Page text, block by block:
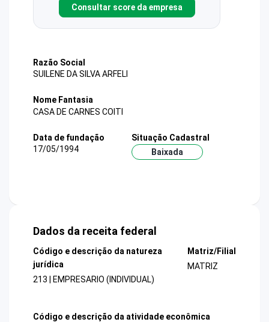
Consultar score da empresa
Razão Social
SUILENE DA SILVA ARFELI
Nome Fantasia
CASA DE CARNES COITI
Data de fundação
17/05/1994
Situação Cadastral
Baixada
Dados da receita federal
Código e descrição da natureza
jurídica
213 | EMPRESARIO (INDIVIDUAL)
Matriz/Filial
MATRIZ
Código e descrição da atividade econômica